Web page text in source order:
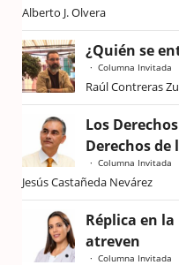
Alberto J. Olvera
¿Quién se
Columna Invitada
Raúl Contreras
Los
Derechos de
Columna Invitada
Jesús Castañeda Nevárez
Réplica en
atreven
Columna Invitada